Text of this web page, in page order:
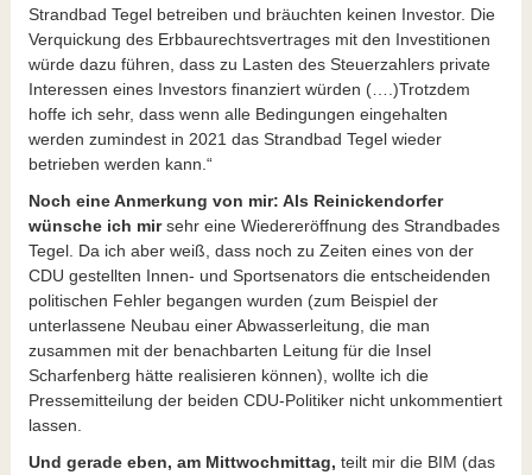
Strandbad Tegel betreiben und bräuchten keinen Investor. Die
Verquickung des Erbbaurechtsvertrages mit den Investitionen
würde dazu führen, dass zu Lasten des Steuerzahlers private
Interessen eines Investors finanziert würden (….)Trotzdem
hoffe ich sehr, dass wenn alle Bedingungen eingehalten
werden zumindest in 2021 das Strandbad Tegel wieder
betrieben werden kann.“
Noch eine Anmerkung von mir: Als Reinickendorfer
wünsche ich mirsehr eine Wiedereröffnung des Strandbades
Tegel. Da ich aber weiß, dass noch zu Zeiten eines von der
CDU gestellten Innen- und Sportsenators die entscheidenden
politischen Fehler begangen wurden (zum Beispiel der
unterlassene Neubau einer Abwasserleitung, die man
zusammen mit der benachbarten Leitung für die Insel
Scharfenberg hätte realisieren können), wollte ich die
Pressemitteilung der beiden CDU-Politiker nicht unkommentiert
lassen.
Und gerade eben, am Mittwochmittag, teilt mir die BIM (das